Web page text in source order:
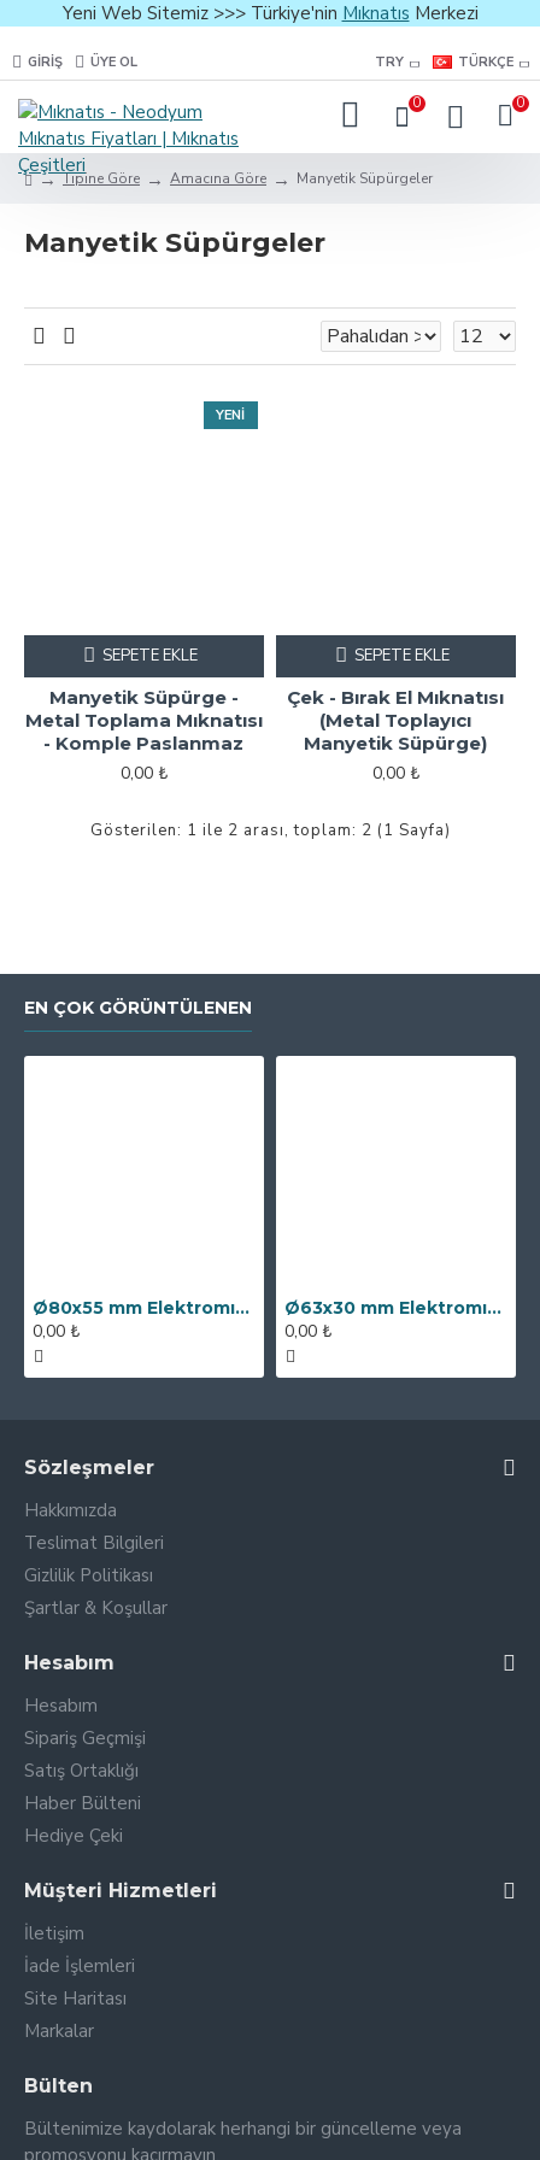
Yeni Web Sitemiz >>> Türkiye'nin Mıknatıs Merkezi
GIRIŞ ÜYE OL TRY TÜRKÇE
0 0
Tipine Göre Amacına Göre Manyetik Süpürgeler
Manyetik Süpürgeler
YENI
Manyetik Süpürge -
Metal Toplama Mıknatısı
- Komple Paslanmaz
0,00 ₺
SEPETE EKLE
Çek - Bırak El Mıknatısı
(Metal Toplayıcı
Manyetik Süpürge)
0,00 ₺
SEPETE EKLE
Gösterilen: 1 ile 2 arası, toplam: 2 (1 Sayfa)
EN ÇOK GÖRÜNTÜLENEN
Ø80x55 mm Elektromıknatıs - 250 kg Çekim Gücü
0,00 ₺
Ø63x30 mm Elektromıknatıs - 100 kg Çekim Gücü
0,00 ₺
Sözleşmeler
Hakkımızda
Teslimat Bilgileri
Gizlilik Politikası
Şartlar & Koşullar
Hesabım
Hesabım
Sipariş Geçmişi
Satış Ortaklığı
Haber Bülteni
Hediye Çeki
Müşteri Hizmetleri
İletişim
İade İşlemleri
Site Haritası
Markalar
Bülten
Bültenimize kaydolarak herhangi bir güncelleme veya
promosyonu kaçırmayın.